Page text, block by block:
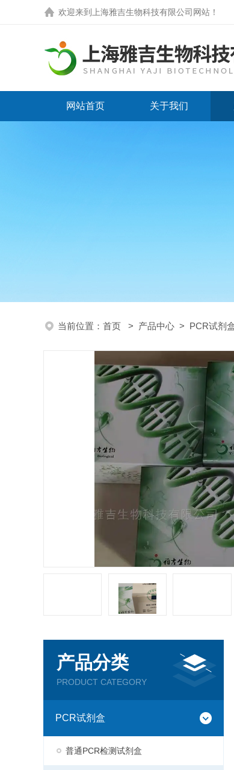
欢迎来到 上海雅吉生物科技有限公司网站 ！
网站首页 关于我们
当前位置： 首页 > 产品中心 > PCR试剂
产品分类
PRODUCT CATEGORY
PCR试剂盒
普通PCR检测试剂盒